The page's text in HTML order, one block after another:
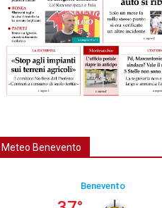
Il Meteo Benevento